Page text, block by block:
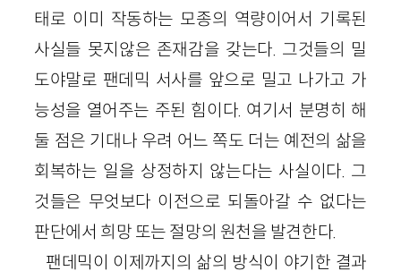
태로 이미 작동하는 모종의 역량이어서 기록된
사실들 못지않은 존재감을 갖는다. 그것들의 밀
도야말로 팬데믹 서사를 앞으로 밀고 나가고 가
능성을 열어주는 주된 힘이다. 여기서 분명히 해
둘 점은 기대나 우려 어느 쪽도 더는 예전의 삶을
회복하는 일을 상정하지 않는다는 사실이다. 그
것들은 무엇보다 이전으로 되돌아갈 수 없다는
판단에서 희망 또는 절망의 원천을 발견한다.
팬데믹이 이제까지의 삶의 방식이 야기한 결과